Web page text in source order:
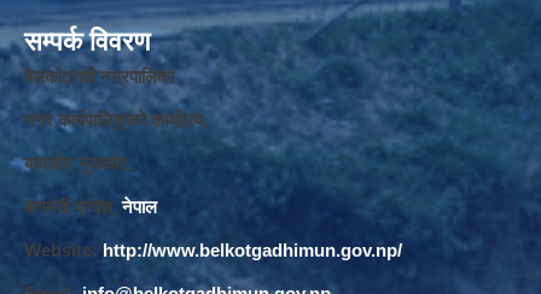
सम्पर्क विवरण
बेलकोटगढी नगरपालिका ,
नगर कार्यपालिकाको कार्यालय,
बाघखोर नुवाकोट,
बागमती प्रदेश, नेपाल
Website: http://www.belkotgadhimun.gov.np/